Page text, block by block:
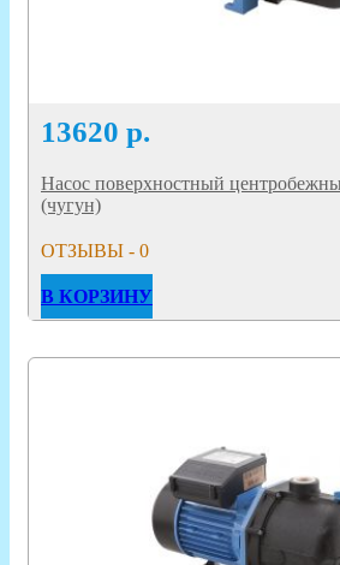
13620 р.
Насос поверхностный
(чугун)
ОТЗЫВЫ - 0
В КОРЗИНУ